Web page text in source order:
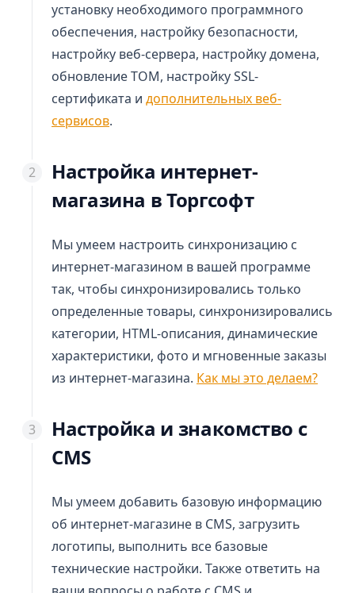
установку необходимого программного
обеспечения, настройку безопасности,
настройку веб-сервера, настройку домена,
обновление ТОМ, настройку SSL-
сертификата и дополнительных веб-
сервисов.
Настройка интернет-
магазина в Торгсофт
Мы умеем настроить синхронизацию с
интернет-магазином в вашей программе
так, чтобы синхронизировались только
определенные товары, синхронизировались
категории, HTML-описания, динамические
характеристики, фото и мгновенные заказы
из интернет-магазина. Как мы это делаем?
Настройка и знакомство с
CMS
Мы умеем добавить базовую информацию
об интернет-магазине в CMS, загрузить
логотипы, выполнить все базовые
технические настройки. Также ответить на